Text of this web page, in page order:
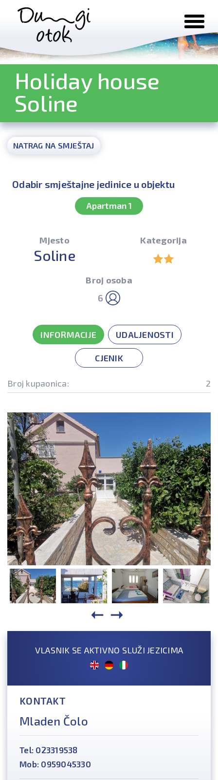
Preskoči na sadržaj
Holiday house
Soline
NATRAG NA SMJEŠTAJ
Odabir smještajne jedinice u objektu
Apartman 1
Mjesto
Soline
Kategorija
Broj osoba
6
INFORMACIJE UDALJENOSTI
CJENIK
Broj kupaonica: 2
VLASNIK SE AKTIVNO SLUŽI JEZICIMA
KONTAKT
Mladen Čolo
Tel: 023319538
Mob: 0959045330